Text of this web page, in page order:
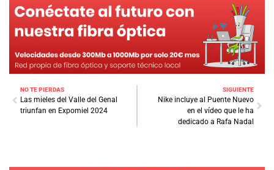
NO TE PIERDAS
Las mieles del Valle del Genal
triunfan en Expomiel 2024
SIGUIENTE
Nike incluye al Puente Nuevo
en el vídeo que le ha
dedicado a Rafa Nadal